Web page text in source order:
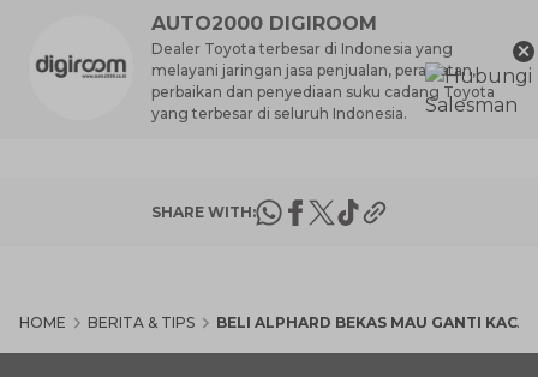
AUTO2000 DIGIROOM
Dealer Toyota terbesar di Indonesia yang
melayani jaringan jasa penjualan, perawatan,
perbaikan dan penyediaan suku cadang Toyota
yang terbesar di seluruh Indonesia.
SHARE WITH:
HOME BERITA & TIPS BELI ALPHARD BEKAS MAU GANTI KACA
×